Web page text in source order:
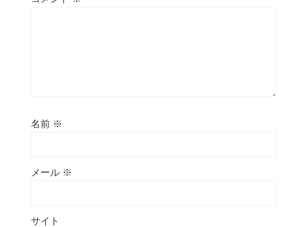
名前 ※
メール ※
サイト